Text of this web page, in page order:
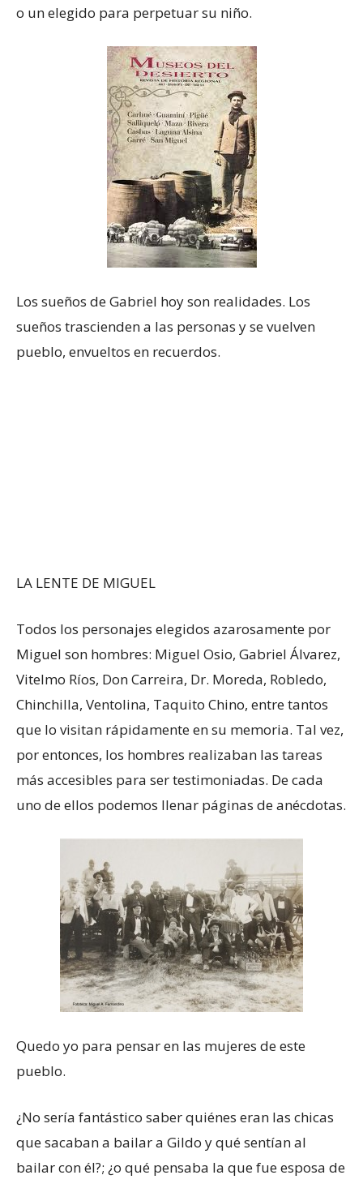
o un elegido para perpetuar su niño.
Los sueños de Gabriel hoy son realidades. Los
sueños trascienden a las personas y se vuelven
pueblo, envueltos en recuerdos.
LA LENTE DE MIGUEL
Todos los personajes elegidos azarosamente por
Miguel son hombres: Miguel Osio, Gabriel Álvarez,
Vitelmo Ríos, Don Carreira, Dr. Moreda, Robledo,
Chinchilla, Ventolina, Taquito Chino, entre tantos
que lo visitan rápidamente en su memoria. Tal vez,
por entonces, los hombres realizaban las tareas
más accesibles para ser testimoniadas. De cada
uno de ellos podemos llenar páginas de anécdotas.
Quedo yo para pensar en las mujeres de este
pueblo.
¿No sería fantástico saber quiénes eran las chicas
que sacaban a bailar a Gildo y qué sentían al
bailar con él?; ¿o qué pensaba la que fue esposa de